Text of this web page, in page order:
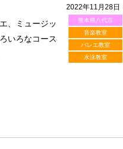
2022年11月28日
熊本県八代市
音楽教室
バレエ教室
水泳教室
、ミュージッ
いろなコース